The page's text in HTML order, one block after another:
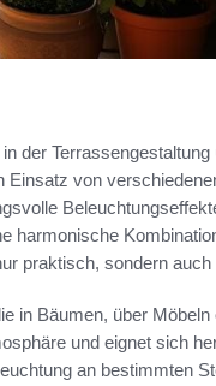
der Terrassengestaltung
von
harmonische
praktisch, sondern auch
in Bäumen, über Möbeln
und eignet sich
an bestimmten